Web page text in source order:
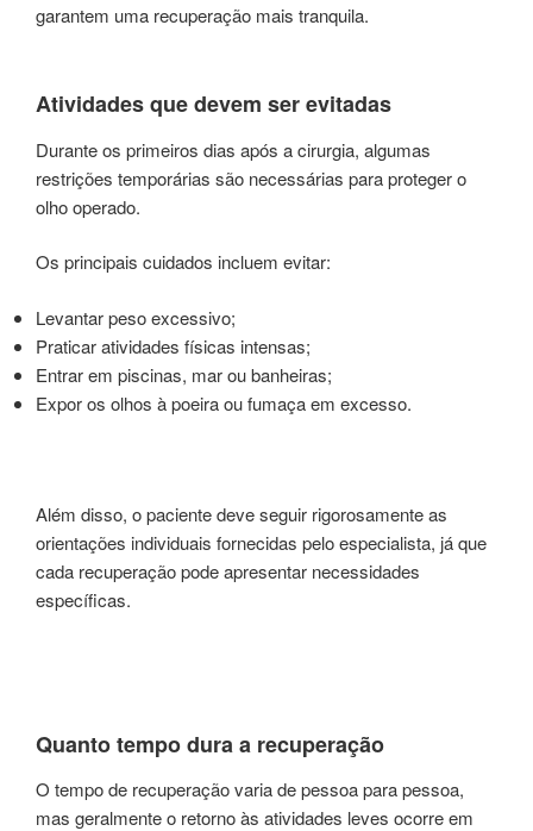
garantem uma recuperação mais tranquila.
Atividades que devem ser evitadas
Durante os primeiros dias após a cirurgia, algumas
restrições temporárias são necessárias para proteger o
olho operado.
Os principais cuidados incluem evitar:
Levantar peso excessivo;
Praticar atividades físicas intensas;
Entrar em piscinas, mar ou banheiras;
Expor os olhos à poeira ou fumaça em excesso.
Além disso, o paciente deve seguir rigorosamente as
orientações individuais fornecidas pelo especialista, já que
cada recuperação pode apresentar necessidades
específicas.
Quanto tempo dura a recuperação
O tempo de recuperação varia de pessoa para pessoa,
mas geralmente o retorno às atividades leves ocorre em